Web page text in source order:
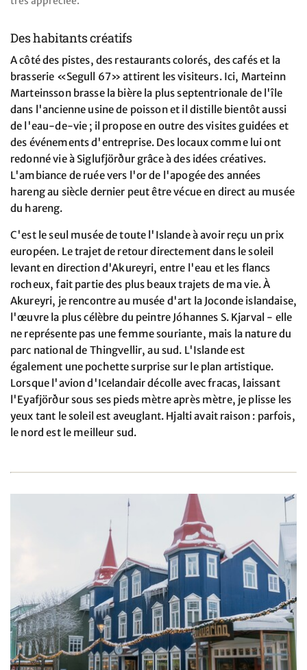
Des habitants créatifs
A côté des pistes, des restaurants colorés, des cafés et la
brasserie «Segull 67» attirent les visiteurs. Ici, Marteinn
Marteinsson brasse la bière la plus septentrionale de l'île
dans l'ancienne usine de poisson et il distille bientôt aussi
de l'eau-de-vie ; il propose en outre des visites guidées et
des événements d'entreprise. Des locaux comme lui ont
redonné vie à Siglufjörður grâce à des idées créatives.
L'ambiance de ruée vers l'or de l'apogée des années
hareng au siècle dernier peut être vécue en direct au musée
du hareng.
C'est le seul musée de toute l'Islande à avoir reçu un prix
européen. Le trajet de retour directement dans le soleil
levant en direction d'Akureyri, entre l'eau et les flancs
rocheux, fait partie des plus beaux trajets de ma vie. À
Akureyri, je rencontre au musée d'art la Joconde islandaise,
l'œuvre la plus célèbre du peintre Jóhannes S. Kjarval - elle
ne représente pas une femme souriante, mais la nature du
parc national de Thingvellir, au sud. L'Islande est
également une pochette surprise sur le plan artistique.
Lorsque l'avion d'Icelandair décolle avec fracas, laissant
l'Eyafjörður sous ses pieds mètre après mètre, je plisse les
yeux tant le soleil est aveuglant. Hjalti avait raison : parfois,
le nord est le meilleur sud.